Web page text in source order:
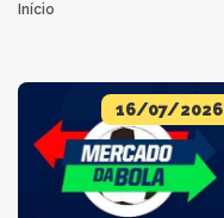
Início
16/07/2026